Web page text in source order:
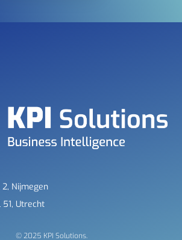
Nijmegen
51, Utrecht
© 2025 KPI Solutions.